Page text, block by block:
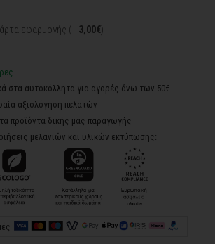
εφαρμογής (+ 3,00€)
στα αυτοκόλλητα για αγορές άνω των 50€
αξιολόγηση πελατών
προϊόντα δικής μας παραγωγής
μελανιών και υλικών εκτύπωσης: